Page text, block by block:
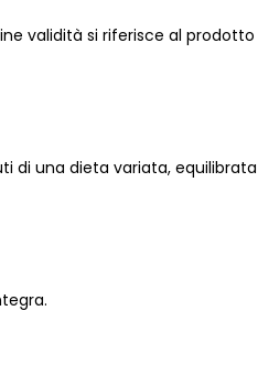
validità si riferisce al
una dieta variata,